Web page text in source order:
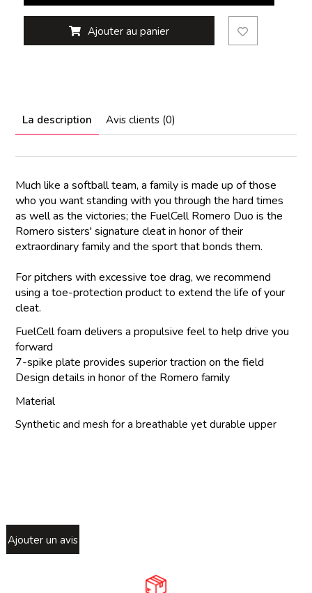
Ajouter au panier
La description Avis clients (0)
Much like a softball team, a family is made up of those
who you want standing with you through the hard times
as well as the victories; the FuelCell Romero Duo is the
Romero sisters' signature cleat in honor of their
extraordinary family and the sport that bonds them.
For pitchers with excessive toe drag, we recommend
using a toe-protection product to extend the life of your
cleat.
FuelCell foam delivers a propulsive feel to help drive you
forward
7-spike plate provides superior traction on the field
Design details in honor of the Romero family
Material
Synthetic and mesh for a breathable yet durable upper
Ajouter un avis